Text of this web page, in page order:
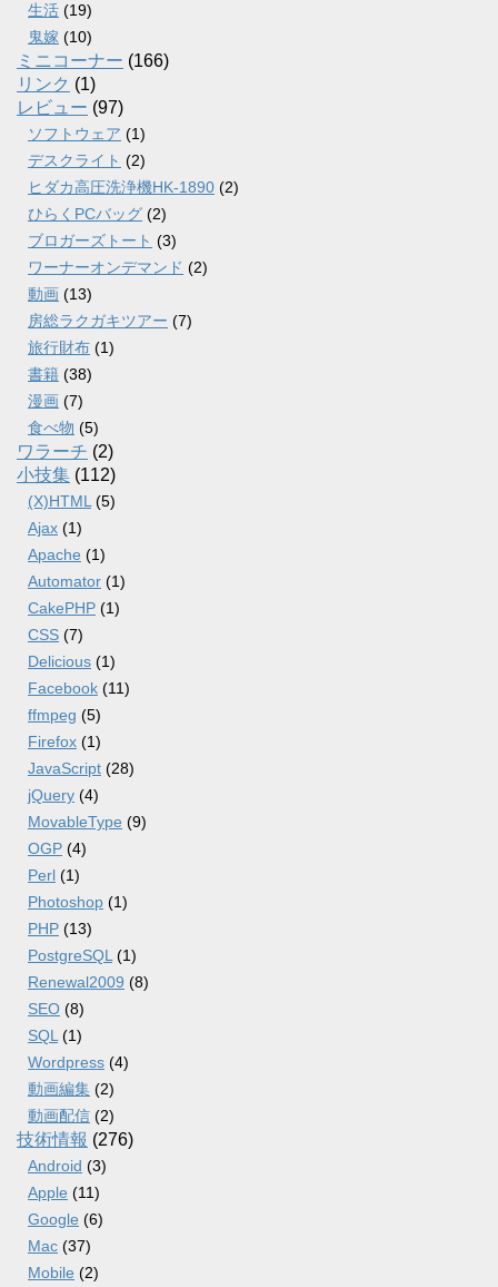
生活 (19)
鬼嫁 (10)
ミニコーナー (166)
リンク (1)
レビュー (97)
ソフトウェア (1)
デスクライト (2)
ヒダカ高圧洗浄機HK-1890 (2)
ひらくPCバッグ (2)
ブロガーズトート (3)
ワーナーオンデマンド (2)
動画 (13)
房総ラクガキツアー (7)
旅行財布 (1)
書籍 (38)
漫画 (7)
食べ物 (5)
ワラーチ (2)
小技集 (112)
(X)HTML (5)
Ajax (1)
Apache (1)
Automator (1)
CakePHP (1)
CSS (7)
Delicious (1)
Facebook (11)
ffmpeg (5)
Firefox (1)
JavaScript (28)
jQuery (4)
MovableType (9)
OGP (4)
Perl (1)
Photoshop (1)
PHP (13)
PostgreSQL (1)
Renewal2009 (8)
SEO (8)
SQL (1)
Wordpress (4)
動画編集 (2)
動画配信 (2)
技術情報 (276)
Android (3)
Apple (11)
Google (6)
Mac (37)
Mobile (2)